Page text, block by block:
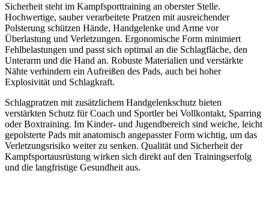
Sicherheit steht im Kampfsporttraining an oberster Stelle.
Hochwertige, sauber verarbeitete Pratzen mit ausreichender
Polsterung schützen Hände, Handgelenke und Arme vor
Überlastung und Verletzungen. Ergonomische Form minimiert
Fehlbelastungen und passt sich optimal an die Schlagfläche, den
Unterarm und die Hand an. Robuste Materialien und verstärkte
Nähte verhindern ein Aufreißen des Pads, auch bei hoher
Explosivität und Schlagkraft.
Schlagpratzen mit zusätzlichem Handgelenkschutz bieten
verstärkten Schutz für Coach und Sportler bei Vollkontakt, Sparring
oder Boxtraining. Im Kinder- und Jugendbereich sind weiche, leicht
gepolsterte Pads mit anatomisch angepasster Form wichtig, um das
Verletzungsrisiko weiter zu senken. Qualität und Sicherheit der
Kampfsportausrüstung wirken sich direkt auf den Trainingserfolg
und die langfristige Gesundheit aus.